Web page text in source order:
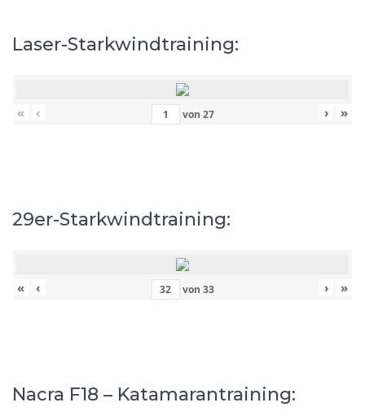
Laser-Starkwindtraining:
« ‹ von 27 › »
29er-Starkwindtraining:
« ‹ von 33 › »
Nacra F18 – Katamarantraining: